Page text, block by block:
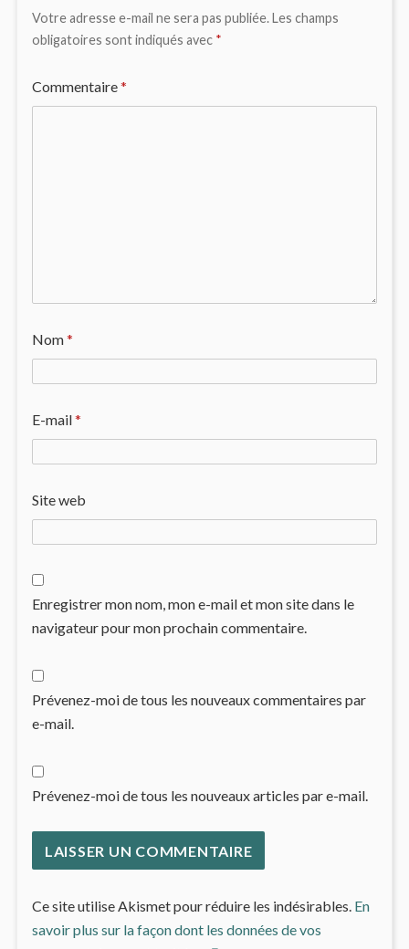
Votre adresse e-mail ne sera pas publiée.Les champs
obligatoires sont indiqués avec *
Commentaire*
Nom*
E-mail*
Site web
Enregistrer mon nom, mon e-mail et mon site dans le
navigateur pour mon prochain commentaire.
Prévenez-moi de tous les nouveaux commentaires par
e-mail.
Prévenez-moi de tous les nouveaux articles par e-mail.
Ce site utilise Akismet pour réduire les indésirables. En
savoir plus sur la façon dont les données de vos